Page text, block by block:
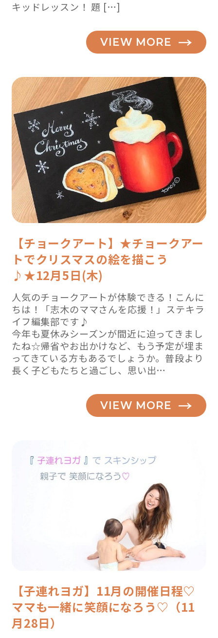
キッドレッスン！ 題 […]
VIEW MORE
【チョークアート】★チョークアー
トでクリスマスの絵を描こう
♪★12月5日(木)
人気のチョークアートが体験できる！こんに
ちは！「志木のママさんを応援！」ステキラ
イフ編集部です♪
今年も夏休みシーズンが間近に迫ってきまし
たね☆帰省やお出かけなど、もう予定が埋ま
ってきている方もあるでしょうか。普段より
長く子どもたちと過ごし、思い出…
VIEW MORE
【子連れヨガ】11月の開催日程♡
ママも一緒に笑顔になろう♡（11
月28日）